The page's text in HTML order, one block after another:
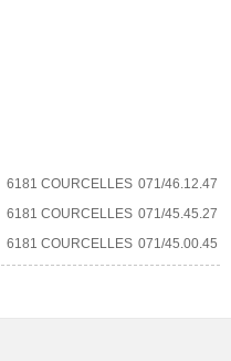
6181 COURCELLES 071/46.12.47
6181 COURCELLES 071/45.45.27
6181 COURCELLES 071/45.00.45